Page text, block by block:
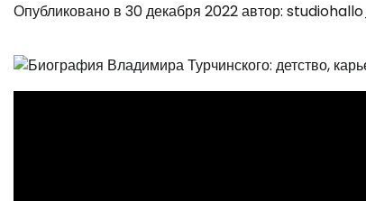
Опубликовано в 30 декабря 2022автор: studiohallo_